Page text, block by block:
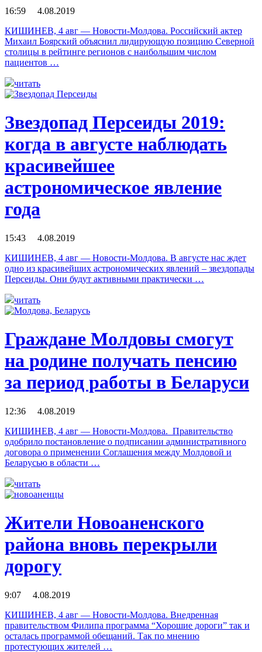
16:59 4.08.2019
КИШИНЕВ, 4 авг — Новости-Молдова. Российский актер
Михаил Боярский объяснил лидирующую позицию Северной
столицы в рейтинге регионов с наибольшим числом
пациентов …
читать
Звездопад Персеиды 2019:
когда в августе наблюдать
красивейшее
астрономическое явление
года
15:43 4.08.2019
КИШИНЕВ, 4 авг — Новости-Молдова. В августе нас ждет
одно из красивейших астрономических явлений – звездопады
Персеиды. Они будут активными практически …
читать
Граждане Молдовы смогут
на родине получать пенсию
за период работы в Беларуси
12:36 4.08.2019
КИШИНЕВ, 4 авг — Новости-Молдова. Правительство
одобрило постановление о подписании административного
договора о применении Соглашения между Молдовой и
Беларусью в области …
читать
Жители Новоаненского
района вновь перекрыли
дорогу
9:07 4.08.2019
КИШИНЕВ, 4 авг — Новости-Молдова. Внедренная
правительством Филипа программа “Хорошие дороги” так и
осталась программой обещаний. Так по мнению
протестующих жителей …